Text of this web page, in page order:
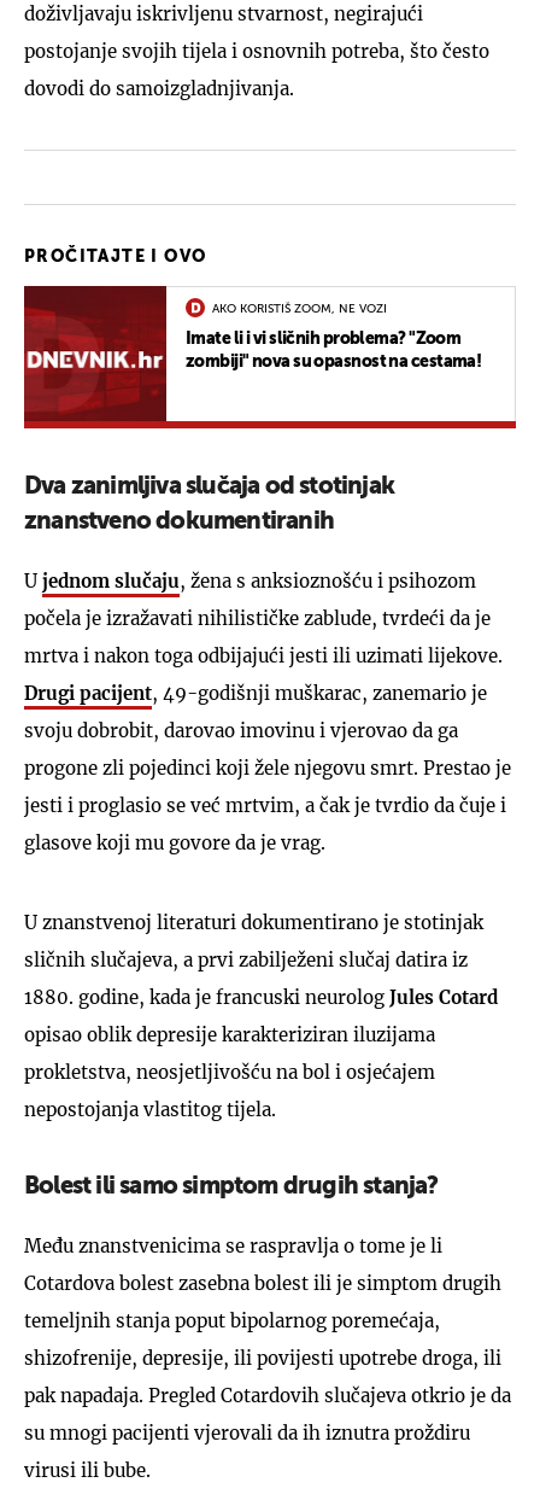
doživljavaju iskrivljenu stvarnost, negirajući
postojanje svojih tijela i osnovnih potreba, što često
dovodi do samoizgladnjivanja.
PROČITAJTE I OVO
AKO KORISTIŠ ZOOM, NE VOZI
Imate li i vi sličnih problema? "Zoom
zombiji" nova su opasnost na cestama!
Dva zanimljiva slučaja od stotinjak
znanstveno dokumentiranih
U jednom slučaju, žena s anksioznošću i psihozom
počela je izražavati nihilističke zablude, tvrdeći da je
mrtva i nakon toga odbijajući jesti ili uzimati lijekove.
Drugi pacijent, 49-godišnji muškarac, zanemario je
svoju dobrobit, darovao imovinu i vjerovao da ga
progone zli pojedinci koji žele njegovu smrt. Prestao je
jesti i proglasio se već mrtvim, a čak je tvrdio da čuje i
glasove koji mu govore da je vrag.
U znanstvenoj literaturi dokumentirano je stotinjak
sličnih slučajeva, a prvi zabilježeni slučaj datira iz
1880. godine, kada je francuski neurolog Jules Cotard
opisao oblik depresije karakteriziran iluzijama
prokletstva, neosjetljivošću na bol i osjećajem
nepostojanja vlastitog tijela.
Bolest ili samo simptom drugih stanja?
Među znanstvenicima se raspravlja o tome je li
Cotardova bolest zasebna bolest ili je simptom drugih
temeljnih stanja poput bipolarnog poremećaja,
shizofrenije, depresije, ili povijesti upotrebe droga, ili
pak napadaja. Pregled Cotardovih slučajeva otkrio je da
su mnogi pacijenti vjerovali da ih iznutra proždiru
virusi ili bube.